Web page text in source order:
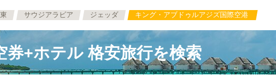
サウジアラビア ジェッダ キング・アブドゥルアジズ国際空港
券+ホテル 格安旅行を検索